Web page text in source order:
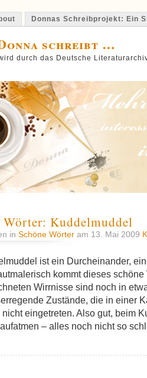
Donnas Schreibprojekt: Ein
schreibt …
durch das Deutsche
Wörter: Kuddelmuddel
in Schöne Wörter am 13. Mai 2009
ist ein Durcheinander,
kommt dieses
Wirrnisse sind noch in
Zustände, die in einer
eingetreten. Also gut, beim
– alles noch nicht so